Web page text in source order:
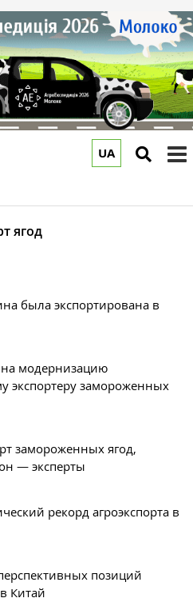
UA
ягод
была экспортирована в
на модернизацию
экспортеру замороженных
замороженных ягод,
— эксперты
рекорд агроэкспорта в
позиций
Китай